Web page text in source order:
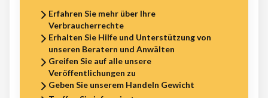
Erfahren Sie mehr über Ihre
Verbraucherrechte
Erhalten Sie Hilfe und Unterstützung von
unseren Beratern und Anwälten
Greifen Sie auf alle unsere
Veröffentlichungen zu
Geben Sie unserem Handeln Gewicht